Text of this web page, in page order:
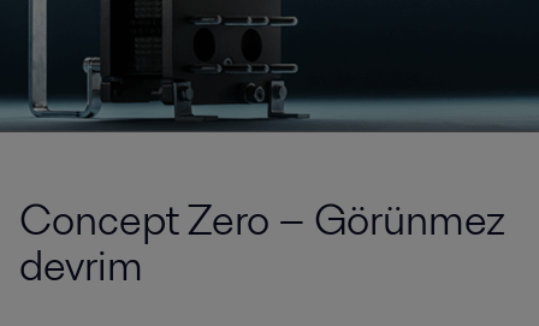
Concept Zero − Görünmez
devrim